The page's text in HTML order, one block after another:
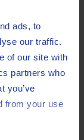
ads, to
our traffic.
of our site with
partners who
you’ve
from your use
Nitriten,
Es
des
bei der
des